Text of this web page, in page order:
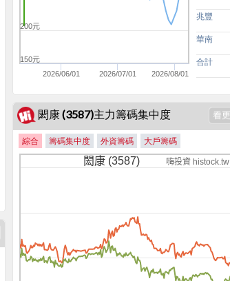
2026/06/01 2026/07/01 2026/08/01
150元
200元
兆豐
華南
合計
閎康 (3587)主力籌碼集中度
綜合 籌碼集中度 外資籌碼 大戶籌碼
閎康 (3587) 嗨投資 histock.tw